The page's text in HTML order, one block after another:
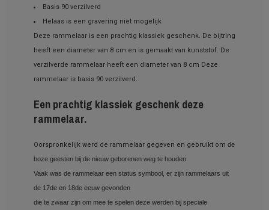
Basis 90 verzilverd
Helaas is een gravering niet mogelijk
Deze rammelaar is een prachtig klassiek geschenk. De bijtring
heeft een diameter van 8 cm en is gemaakt van kunststof. De
verzilverde rammelaar heeft een diameter van 8 cm Deze
rammelaar is basis 90 verzilverd.
Een prachtig klassiek geschenk deze
rammelaar.
Oorspronkelijk werd de rammelaar gegeven en gebruikt om de
boze geesten bij de nieuw geborenen weg te houden.
Vaak was de rammelaar een status symbool, er zijn rammelaars uit
de 17de en 18de eeuw gevonden
die te zwaar zijn om mee te spelen deze werden bij speciale